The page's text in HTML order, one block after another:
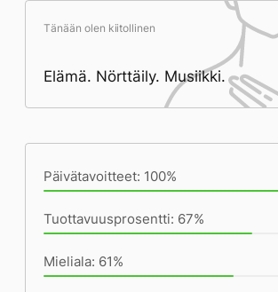
Tänään olen kiitollinen
Elämä. Nörttäily. Musiikki.
Päivätavoitteet: 100%
Tuottavuusprosentti: 67%
Mieliala: 61%